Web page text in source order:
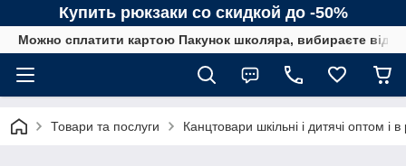
Купить рюкзаки со скидкой до -50%
Можно сплатити картою Пакунок школяра, вибираєте від
Товари та послуги Канцтовари шкільні і дитячі оптом і в